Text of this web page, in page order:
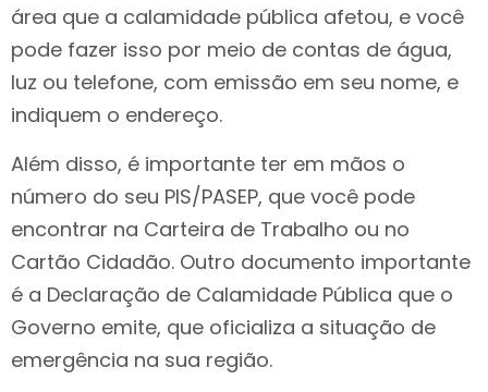
área que a calamidade pública afetou, e você
pode fazer isso por meio de contas de água,
luz ou telefone, com emissão em seu nome, e
indiquem o endereço.
Além disso, é importante ter em mãos o
número do seu PIS/PASEP, que você pode
encontrar na Carteira de Trabalho ou no
Cartão Cidadão. Outro documento importante
é a Declaração de Calamidade Pública que o
Governo emite, que oficializa a situação de
emergência na sua região.